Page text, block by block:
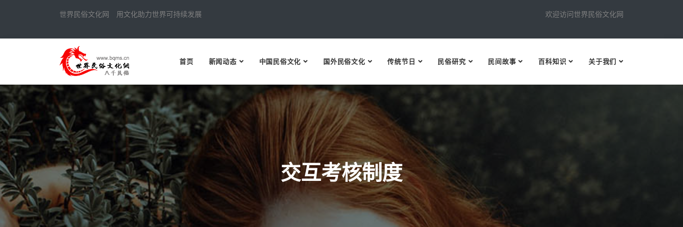
世界民俗文化网 用文化助力世界可持续发展 欢迎访问世界民俗文化网
首页 新闻动态 中国民俗文化 国外民俗文化 传统节日 民俗研究 民间故事 百科知识 关于我们
交互考核制度